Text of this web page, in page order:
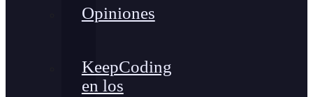
Opiniones
KeepCoding
en los